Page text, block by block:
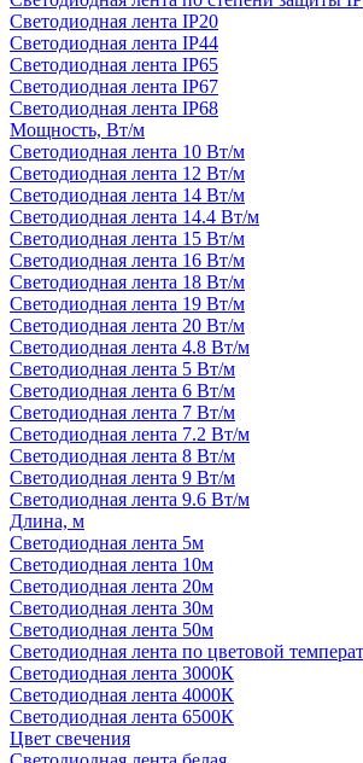
Светодиодная лента IP20
Светодиодная лента IP44
Светодиодная лента IP65
Светодиодная лента IP67
Светодиодная лента IP68
Мощность, Вт/м
Светодиодная лента 10 Вт/м
Светодиодная лента 12 Вт/м
Светодиодная лента 14 Вт/м
Светодиодная лента 14.4 Вт/м
Светодиодная лента 15 Вт/м
Светодиодная лента 16 Вт/м
Светодиодная лента 18 Вт/м
Светодиодная лента 19 Вт/м
Светодиодная лента 20 Вт/м
Светодиодная лента 4.8 Вт/м
Светодиодная лента 5 Вт/м
Светодиодная лента 6 Вт/м
Светодиодная лента 7 Вт/м
Светодиодная лента 7.2 Вт/м
Светодиодная лента 8 Вт/м
Светодиодная лента 9 Вт/м
Светодиодная лента 9.6 Вт/м
Длина, м
Светодиодная лента 5м
Светодиодная лента 10м
Светодиодная лента 20м
Светодиодная лента 30м
Светодиодная лента 50м
Светодиодная лента по цветовой
Светодиодная лента 3000К
Светодиодная лента 4000К
Светодиодная лента 6500К
Цвет свечения